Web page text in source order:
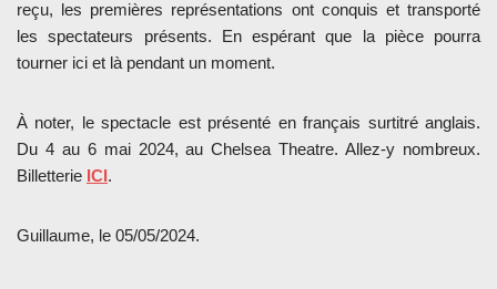
reçu, les premières représentations ont conquis et transporté
les spectateurs présents. En espérant que la pièce pourra
tourner ici et là pendant un moment.
À noter, le spectacle est présenté en français surtitré anglais.
Du 4 au 6 mai 2024, au Chelsea Theatre. Allez-y nombreux.
Billetterie ICI .
Guillaume, le 05/05/2024.